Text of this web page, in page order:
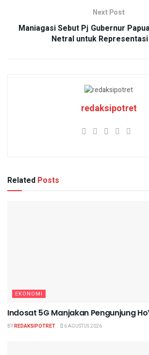
Next Post
Maniagasi Sebut Pj Gubernur
Netral untuk Representasi
redaksipotret
Related Posts
EKONOMI
Indosat 5G Manjakan Pengunjung
BYREDAKSIPOTRET 6 AGUSTUS 2026